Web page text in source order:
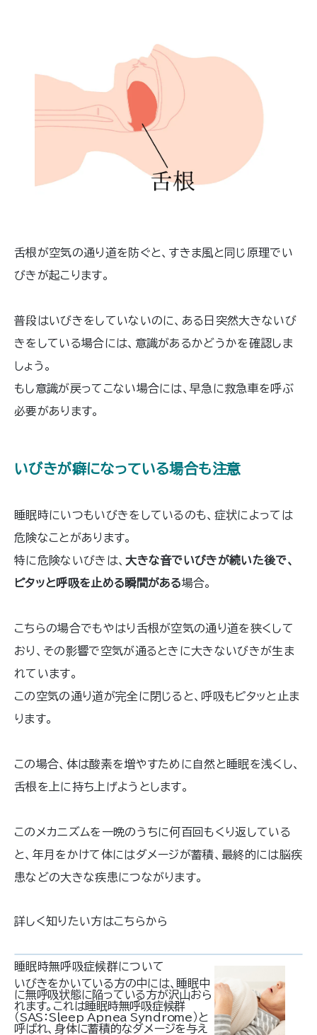
舌根が空気の通り道を防ぐと、すきま風と同じ原理でい
びきが起こります。
普段はいびきをしていないのに、ある日突然大きないび
きをしている場合には、意識があるかどうかを確認しま
しょう。
もし意識が戻ってこない場合には、早急に救急車を呼ぶ
必要があります。
いびきが癖になっている場合も注意
睡眠時にいつもいびきをしているのも、症状によっては
危険なことがあります。
特に危険ないびきは、大きな音でいびきが続いた後で、
ピタッと呼吸を止める瞬間がある場合。
こちらの場合でもやはり舌根が空気の通り道を狭くして
おり、その影響で空気が通るときに大きないびきが生ま
れています。
この空気の通り道が完全に閉じると、呼吸もピタッと止ま
ります。
この場合、体は酸素を増やすために自然と睡眠を浅くし、
舌根を上に持ち上げようとします。
このメカニズムを一晩のうちに何百回もくり返している
と、年月をかけて体にはダメージが蓄積、最終的には脳疾
患などの大きな疾患につながります。
詳しく知りたい方はこちらから
睡眠時無呼吸症候群について
いびきをかいている方の中には、睡眠中
に無呼吸状態に陥っている方が沢山おら
れます。これは睡眠時無呼吸症候群
（SAS：Sleep Apnea Syndrome）と
呼ばれ、身体に蓄積的なダメージを与え